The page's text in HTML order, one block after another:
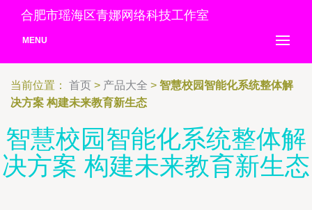
合肥市瑶海区青娜网络科技工作室
MENU
当前位置： 首页 > 产品大全 > 智慧校园智能化系统整体解
决方案 构建未来教育新生态
智慧校园智能化系统整体解
决方案 构建未来教育新生态